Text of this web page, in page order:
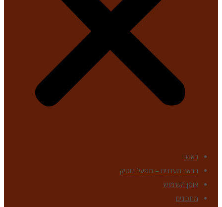
ראשי
הבאר מעדנים – מפעל בוטיק
אופן השימוש
מתכונים